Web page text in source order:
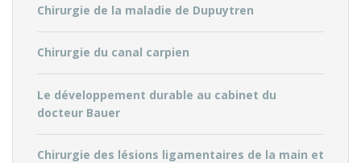
Chirurgie de la maladie de Dupuytren
Chirurgie du canal carpien
Le développement durable au cabinet du
docteur Bauer
Chirurgie des lésions ligamentaires de la main et